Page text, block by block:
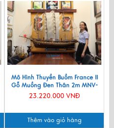
Mô Hình Thuyền Buồm France II
Gỗ Muồng Đen Thân 2m MNV-
TB18-2m
23.220.000 VNĐ
Thêm vào giỏ hàng